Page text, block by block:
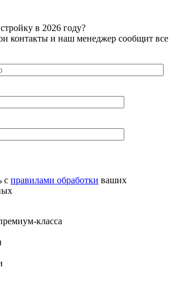
в 2026 году?
контакты и наш менеджер сообщит все
с правилами обработки ваших
класса